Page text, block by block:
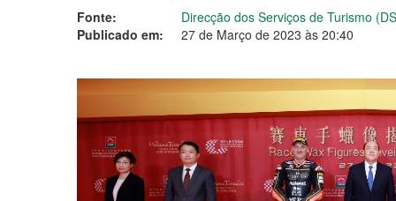
Fonte:
Direcção dos Serviços de Turismo
Publicado em:
27 de Março de 2023 às 20:40